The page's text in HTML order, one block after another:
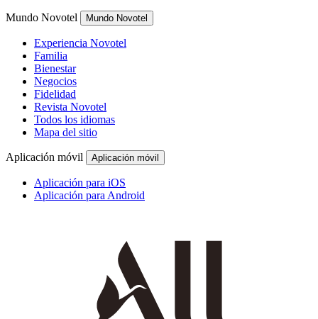
Mundo Novotel Mundo Novotel
Experiencia Novotel
Familia
Bienestar
Negocios
Fidelidad
Revista Novotel
Todos los idiomas
Mapa del sitio
Aplicación móvil Aplicación móvil
Aplicación para iOS
Aplicación para Android